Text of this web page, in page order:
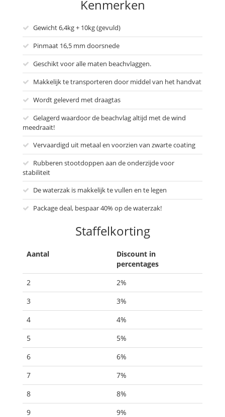
Kenmerken
Gewicht 6,4kg + 10kg (gevuld)
Pinmaat 16,5 mm doorsnede
Geschikt voor alle maten beachvlaggen.
Makkelijk te transporteren door middel van het handvat
Wordt geleverd met draagtas
Gelagerd waardoor de beachvlag altijd met de wind
meedraait!
Vervaardigd uit metaal en voorzien van zwarte coating
Rubberen stootdoppen aan de onderzijde voor
stabiliteit
De waterzak is makkelijk te vullen en te legen
Package deal, bespaar 40% op de waterzak!
Staffelkorting
Aantal
Discount in
percentages
2
2%
3
3%
4
4%
5
5%
6
6%
7
7%
8
8%
9
9%